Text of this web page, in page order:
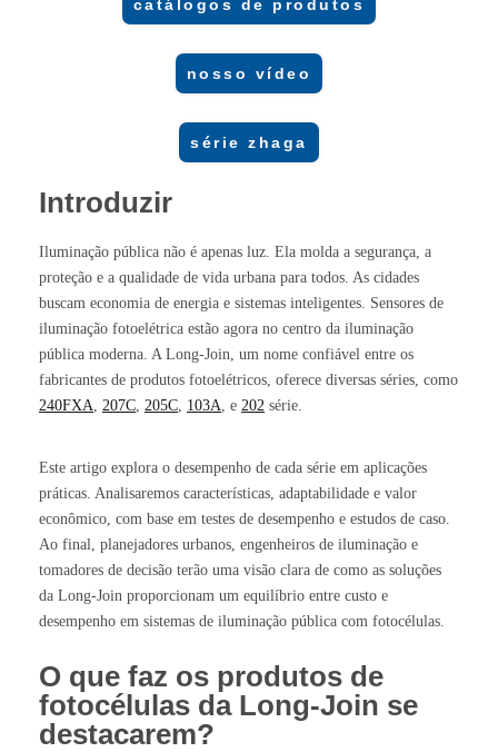
catálogos de produtos
nosso vídeo
série zhaga
Introduzir
Iluminação pública não é apenas luz. Ela molda a segurança, a
proteção e a qualidade de vida urbana para todos. As cidades
buscam economia de energia e sistemas inteligentes. Sensores de
iluminação fotoelétrica estão agora no centro da iluminação
pública moderna. A Long-Join, um nome confiável entre os
fabricantes de produtos fotoelétricos, oferece diversas séries, como
240FXA
207C 205C 103A , e 202 série.
Este artigo explora o desempenho de cada série em aplicações
práticas. Analisaremos características, adaptabilidade e valor
econômico, com base em testes de desempenho e estudos de caso.
Ao final, planejadores urbanos, engenheiros de iluminação e
tomadores de decisão terão uma visão clara de como as soluções
da Long-Join proporcionam um equilíbrio entre custo e
desempenho em sistemas de iluminação pública com fotocélulas.
O que faz os produtos de
fotocélulas da Long-Join se
destacarem?